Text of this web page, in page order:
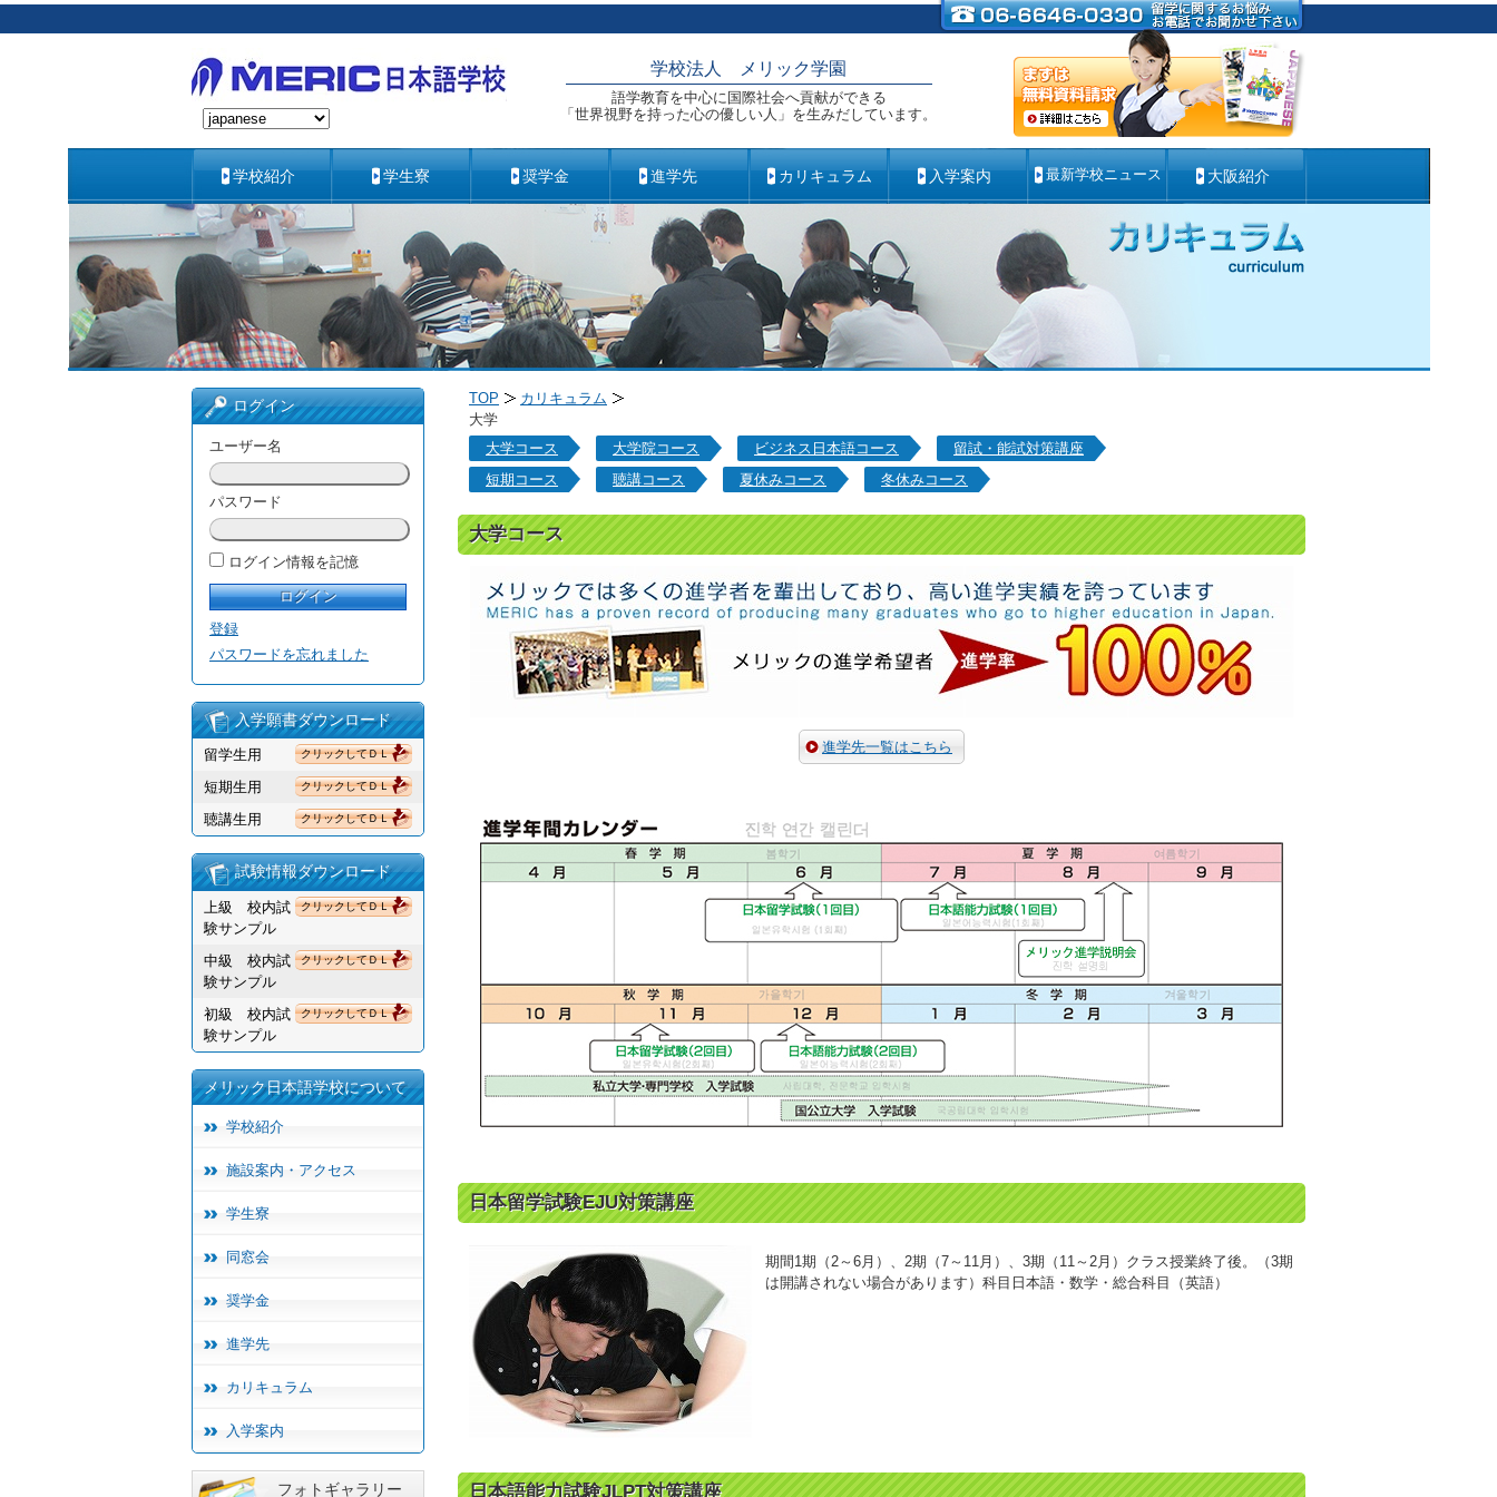
学校法人 メリック学園
語学教育を中心に国際社会へ貢献ができる
「世界視野を持った心の優しい人」を生みだしています。
学校紹介 学生寮 奨学金 進学先 カリキュラム 入学案内 最新学校ニュース 大阪紹介
ログイン
ユーザー名
パスワード
ログイン情報を記憶
登録
パスワードを忘れました
入学願書ダウンロード
留学生用 クリックしてＤＬ
短期生用 クリックしてＤＬ
聴講生用 クリックしてＤＬ
試験情報ダウンロード
クリックしてＤＬ
上級 校内試
験サンプル
クリックしてＤＬ
中級 校内試
験サンプル
クリックしてＤＬ
初級 校内試
験サンプル
メリック日本語学校について
学校紹介
施設案内・アクセス
学生寮
同窓会
奨学金
進学先
カリキュラム
入学案内
フォトギャラリー
TOP
カリキュラム
大学
大学コース
大学院コース ビジネス日本語コース
留試・能試対策講座
短期コース
聴講コース 夏休みコース 冬休みコース
大学コース
進学先一覧はこちら
日本留学試験EJU対策講座
期間1期（2～6月）、2期（7～11月）、3期（11～2月）クラス授業終了後。（3期
は開講されない場合があります）科目日本語・数学・総合科目（英語）
日本語能力試験JLPT対策講座